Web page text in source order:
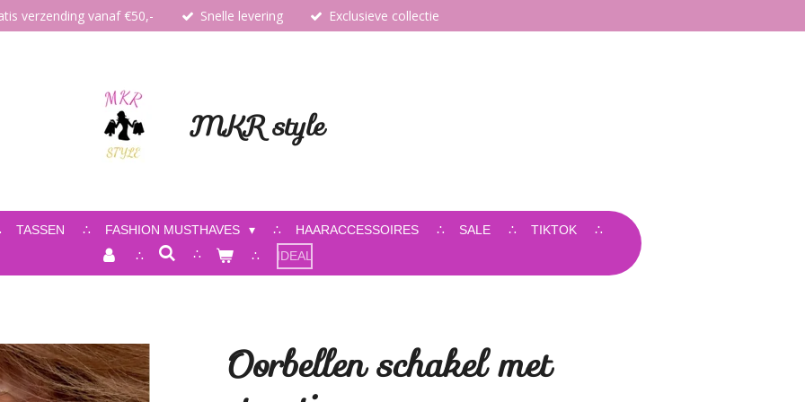
verzending vanaf €50,- Snelle levering Exclusieve collectie
MKR style
TASSEN FASHION MUSTHAVES HAARACCESSOIRES SALE
TIKTOK
IDEAL
Oorbellen schakel met